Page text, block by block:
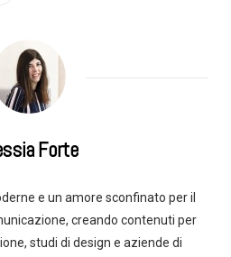
Forte
e un amore sconfinato per il
creando contenuti per
studi di design e aziende di